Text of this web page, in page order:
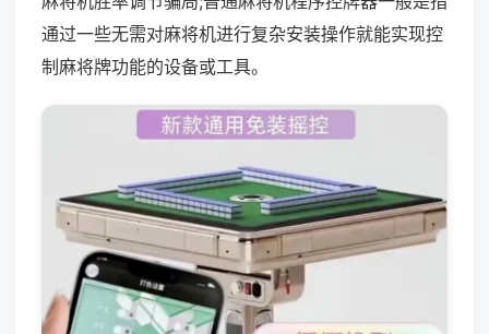
通过一些无需对麻将机进行复杂安装操作就能实现控
制麻将牌功能的设备或工具。